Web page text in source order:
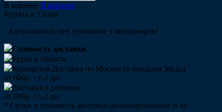
В корзину В корзине
Купить в 1 клик
Актуальность цен уточняйте у менеджеров!
Стоимость доставки
Курск и область
Курьерская Доставка по Москве (в пределах Мкад)
от 600р. ~1-2 дн.
Доставка в регионы
от 600р. ~1-2 дн.
* Сроки и стоимость доставки ориентировочные и не